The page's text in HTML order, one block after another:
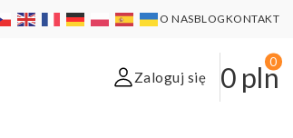
O NASBLOGKONTAKT
Zaloguj się 0 pln
0